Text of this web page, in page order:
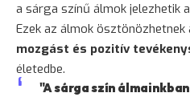
a sárga színű álmok jelezhetik
Ezek az álmok
mozgást és pozitív
életedbe.
"A sárga szín